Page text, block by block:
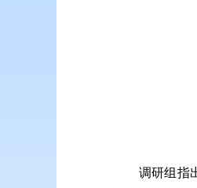
调研组指